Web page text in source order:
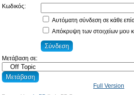
Κωδικός:
Αυτόματη σύνδεση σε κάθε
Απόκρυψη των στοιχείων μου
Μετάβαση σε:
Full Version